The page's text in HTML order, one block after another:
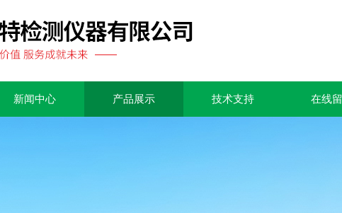
新闻中心 产品展示 技术支持 在线